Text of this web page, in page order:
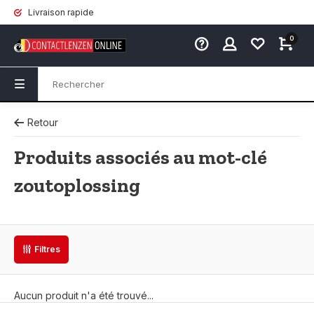
Livraison rapide
0
Retour
Produits associés au mot-clé
zoutoplossing
Filtres
Aucun produit n'a été trouvé...